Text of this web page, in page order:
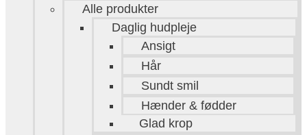
Alle produkter
Daglig hudpleje
Ansigt
Hår
Sundt smil
Hænder & fødder
Glad krop